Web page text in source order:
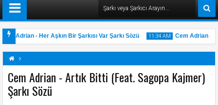
Adrian - Her Aşkın Bir Şarkısı Var Şarkı Sözü 11:34 AM Cem Adrian -
Cem Adrian - Artık Bitti (Feat. Sagopa Kajmer)
Şarkı Sözü